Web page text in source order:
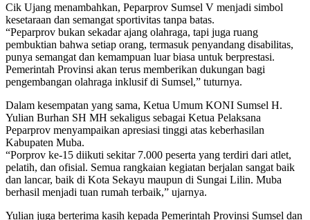
Cik Ujang menambahkan, Peparprov Sumsel V menjadi simbol
kesetaraan dan semangat sportivitas tanpa batas.
“Peparprov bukan sekadar ajang olahraga, tapi juga ruang
pembuktian bahwa setiap orang, termasuk penyandang disabilitas,
punya semangat dan kemampuan luar biasa untuk berprestasi.
Pemerintah Provinsi akan terus memberikan dukungan bagi
pengembangan olahraga inklusif di Sumsel,” tuturnya.
Dalam kesempatan yang sama, Ketua Umum KONI Sumsel H.
Yulian Burhan SH MH sekaligus sebagai Ketua Pelaksana
Peparprov menyampaikan apresiasi tinggi atas keberhasilan
Kabupaten Muba.
“Porprov ke-15 diikuti sekitar 7.000 peserta yang terdiri dari atlet,
pelatih, dan ofisial. Semua rangkaian kegiatan berjalan sangat baik
dan lancar, baik di Kota Sekayu maupun di Sungai Lilin. Muba
berhasil menjadi tuan rumah terbaik,” ujarnya.
Yulian juga berterima kasih kepada Pemerintah Provinsi Sumsel dan